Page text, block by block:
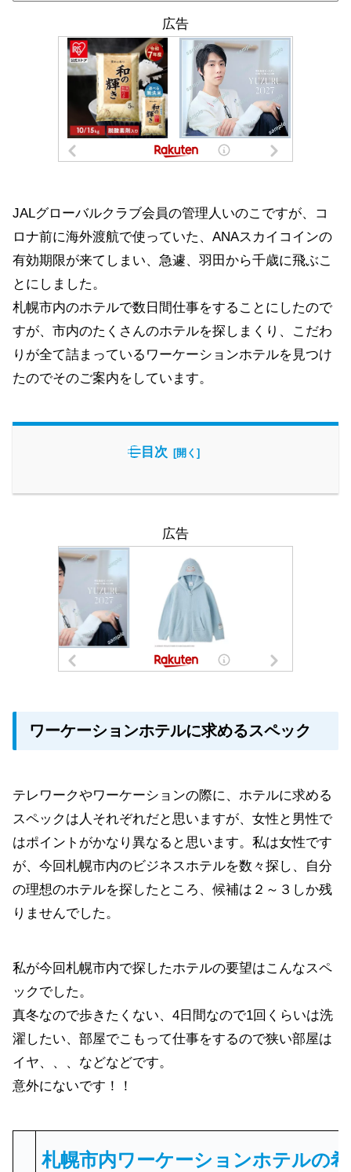
広告
JALグローバルクラブ会員の管理人いのこですが、コ
ロナ前に海外渡航で使っていた、ANAスカイコインの
有効期限が来てしまい、急遽、羽田から千歳に飛ぶこ
とにしました。
札幌市内のホテルで数日間仕事をすることにしたので
すが、市内のたくさんのホテルを探しまくり、こだわ
りが全て詰まっているワーケーションホテルを見つけ
たのでそのご案内をしています。
目次
広告
ワーケーションホテルに求めるスペック
テレワークやワーケーションの際に、ホテルに求める
スペックは人それぞれだと思いますが、女性と男性で
はポイントがかなり異なると思います。私は女性です
が、今回札幌市内のビジネスホテルを数々探し、自分
の理想のホテルを探したところ、候補は２～３しか残
りませんでした。
私が今回札幌市内で探したホテルの要望はこんなスペ
ックでした。
真冬なので歩きたくない、4日間なので1回くらいは洗
濯したい、部屋でこもって仕事をするので狭い部屋は
イヤ、、、などなどです。
意外にないです！！
札幌市内ワーケーションホテルの